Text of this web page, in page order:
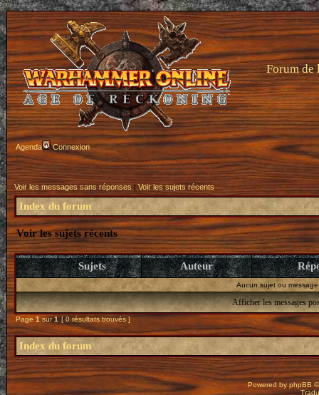
Forum
Agenda Connexion
Voir les messages sans réponses|Voir les sujets récents
Index du forum
Voir les sujets récents
Sujets Auteur
Aucun sujet ou
Afficher les messages
Page1sur1[ 0 résultats trouvés ]
Index du forum
Powered byphpBB